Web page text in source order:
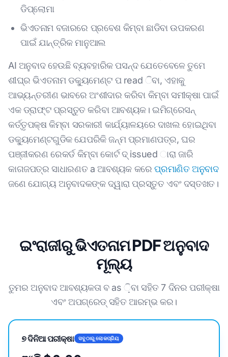
ଡିପ୍ଲୋମା
ଭିଏତନାମ ବଜାରରେ ପ୍ରବେଶ କିମ୍ବା ଛାଡିବା ଉପକରଣ
ପାଇଁ ଯାନ୍ତ୍ରିକ ମାନୁଆଲ
AI ଅନୁବାଦ ହେଉଛି ବ୍ୟବହାରିକ ପସନ୍ଦ ଯେତେବେଳେ ତୁମେ
ଶୀଘ୍ର ଭିଏତନାମ ଡକ୍ୟୁମେଣ୍ଟ ପ read ିବା, ଏହାକୁ
ଆଭ୍ୟନ୍ତରୀଣ ଭାବରେ ଅଂଶୀଦାର କରିବା କିମ୍ବା ସମୀକ୍ଷା ପାଇଁ
ଏକ ଡ୍ରାଫ୍ଟ ପ୍ରସ୍ତୁତ କରିବା ଆବଶ୍ୟକ। ଇମିଗ୍ରେସନ୍
କର୍ତ୍ତୃପକ୍ଷ କିମ୍ବା ସରକାରୀ କାର୍ଯ୍ୟାଳୟରେ ଦାଖଲ ହୋଇଥିବା
ଡକ୍ୟୁମେଣ୍ଟଗୁଡିକ ଯେପରିକି ଜନ୍ମ ପ୍ରମାଣପତ୍ର, ଘର
ପଞ୍ଜୀକରଣ ରେକର୍ଡ କିମ୍ବା କୋର୍ଟ ଦ୍ issued ାରା ଜାରି
କାଗଜପତ୍ର ସାଧାରଣତ a ଆବଶ୍ୟକ କରେପ୍ରମାଣିତ ଅନୁବାଦ
ଜଣେ ଯୋଗ୍ୟ ଅନୁବାଦକଙ୍କ ଦ୍ୱାରା ପ୍ରସ୍ତୁତ ଏବଂ ଦସ୍ତଖତ।
ଇଂରାଜୀରୁ ଭିଏତନାମ PDF ଅନୁବାଦ
ମୂଲ୍ୟ
ତୁମର ଅନୁବାଦ ଆବଶ୍ୟକତା ବ as ଼ିବା ସହିତ 7 ଦିନର ପରୀକ୍ଷା
ଏବଂ ଅପଗ୍ରେଡ୍ ସହିତ ଆରମ୍ଭ କର।
୭ ଦିନିଆ ପରୀକ୍ଷା ସବୁଠାରୁ ଲୋକପ୍ରିୟ